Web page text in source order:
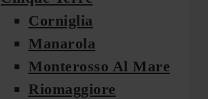
Corniglia
Manarola
Monterosso Al Mare
Riomaggiore